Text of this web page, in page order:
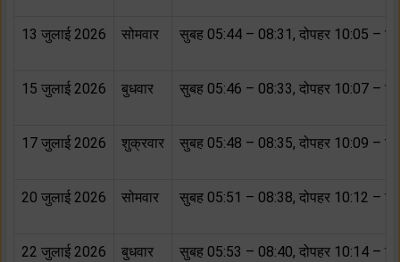
13 जुलाई 2026 सोमवार सुबह 05:44 – 08:31, दोपहर 10:05 –
15 जुलाई 2026 बुधवार सुबह 05:46 – 08:33, दोपहर 10:07 –
17 जुलाई 2026 शुक्रवार सुबह 05:48 – 08:35, दोपहर 10:09 –
20 जुलाई 2026 सोमवार सुबह 05:51 – 08:38, दोपहर 10:12 –
22 जुलाई 2026 बुधवार सुबह 05:53 – 08:40, दोपहर 10:14 –